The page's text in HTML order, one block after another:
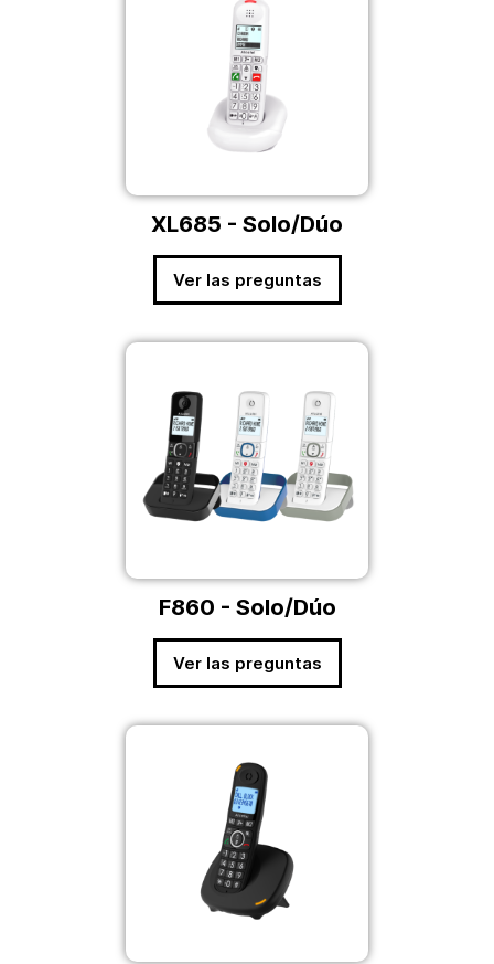
XL685 - Solo/Dúo
Ver las preguntas
F860 - Solo/Dúo
Ver las preguntas